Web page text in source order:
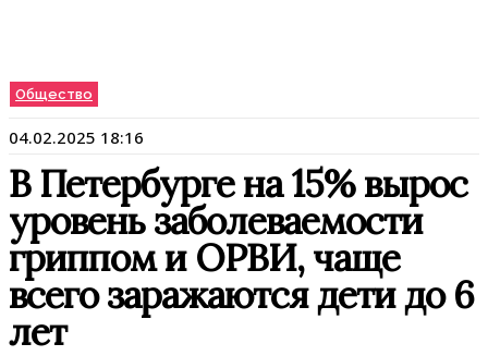
Общество
04.02.2025 18:16
В Петербурге на 15% вырос
уровень заболеваемости
гриппом и ОРВИ, чаще
всего заражаются дети до 6
лет